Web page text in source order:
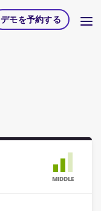
デモを予約する
MIDDLE